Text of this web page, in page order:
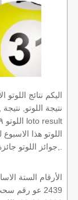
الأرقام الستة